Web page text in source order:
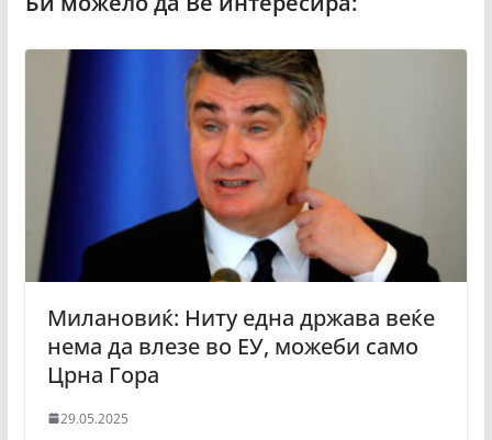
Милановиќ: Ниту една држава веќе
нема да влезе во ЕУ, можеби само
Црна Гора
29.05.2025